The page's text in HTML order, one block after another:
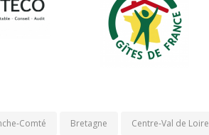
Comté Bretagne Centre-Val de Loire